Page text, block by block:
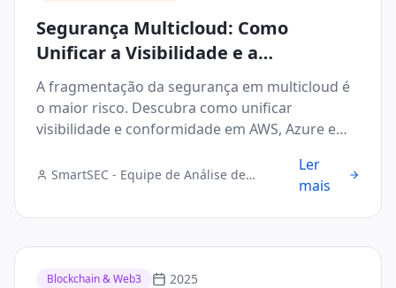
Segurança Multicloud: Como
Unificar a Visibilidade e a
Conformidade em Ambientes
Híbridos
A fragmentação da segurança em multicloud é
o maior risco. Descubra como unificar
visibilidade e conformidade em AWS, Azure e
SmartSEC - Equipe de Análise de
Ler
mais
Blockchain & Web3 2025